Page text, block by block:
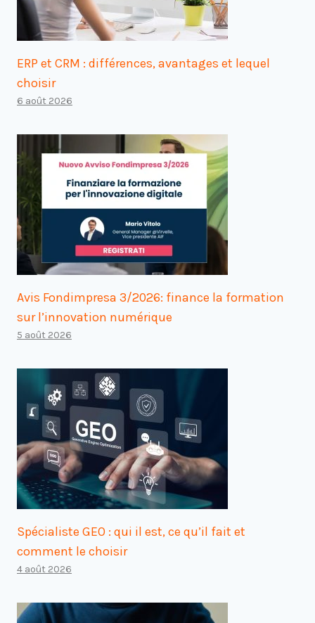
ERP et CRM : différences, avantages et lequel
choisir
6 août 2026
Avis Fondimpresa 3/2026: finance la formation
sur l’innovation numérique
5 août 2026
Spécialiste GEO : qui il est, ce qu’il fait et
comment le choisir
4 août 2026